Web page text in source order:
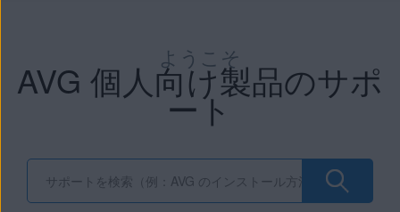
ようこそ
AVG 個人向け製品のサポ
ート